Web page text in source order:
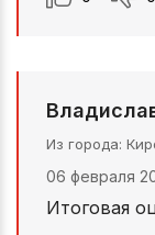
Из города
06 февраля
Итоговая